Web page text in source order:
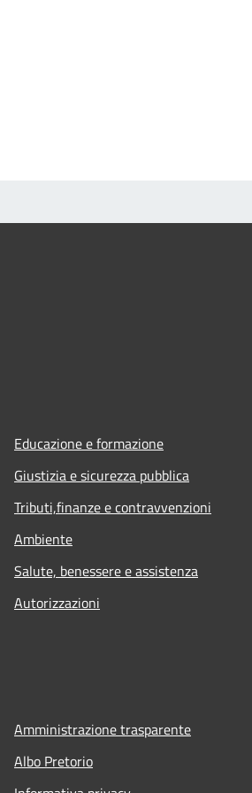
Educazione e formazione
Giustizia e sicurezza pubblica
Tributi,finanze e contravvenzioni
Ambiente
Salute, benessere e assistenza
Autorizzazioni
Amministrazione trasparente
Albo Pretorio